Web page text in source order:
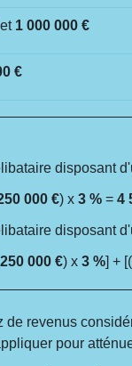
et 1 000 000 €
€
disposant
000 €) x3 % =4
disposant
250 000 €) x3 %] + [(
de revenus
pour